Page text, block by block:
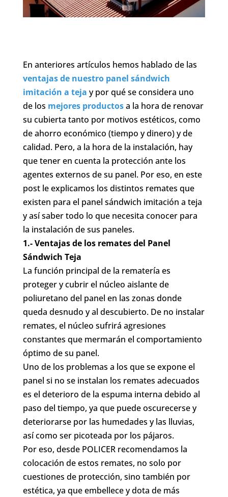
En anteriores artículos hemos hablado de las
ventajas de nuestro panel sándwich
imitación a teja y por qué se considera uno
de los mejores productosa la hora de renovar
su cubierta tanto por motivos estéticos, como
de ahorro económico (tiempo y dinero) y de
calidad. Pero, a la hora de la instalación, hay
que tener en cuenta la protección ante los
agentes externos de su panel. Por eso, en este
post le explicamos los distintos remates que
existen para el panel sándwich imitación a teja
y así saber todo lo que necesita conocer para
la instalación de sus paneles.
1.- Ventajas de los remates del Panel
Sándwich Teja
La función principal de la rematería es
proteger y cubrir el núcleo aislante de
poliuretano del panel en las zonas donde
queda desnudo y al descubierto. De no instalar
remates, el núcleo sufrirá agresiones
constantes que mermarán el comportamiento
óptimo de su panel.
Uno de los problemas a los que se expone el
panel si no se instalan los remates adecuados
es el deterioro de la espuma interna debido al
paso del tiempo, ya que puede oscurecerse y
deteriorarse por las humedades y las lluvias,
así como ser picoteada por los pájaros.
Por eso, desde POLICER recomendamos la
colocación de estos remates, no solo por
cuestiones de protección, sino también por
estética, ya que embellece y dota de más